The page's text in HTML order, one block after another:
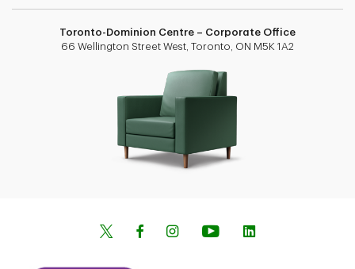
Toronto-Dominion Centre – Corporate Office
66 Wellington Street West, Toronto, ON M5K 1A2